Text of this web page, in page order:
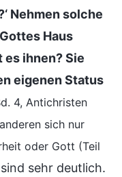
Nehmen solche
Haus
es ihnen? Sie
eigenen Status
4, Antichristen
sich nur
oder Gott (Teil
sehr deutlich.